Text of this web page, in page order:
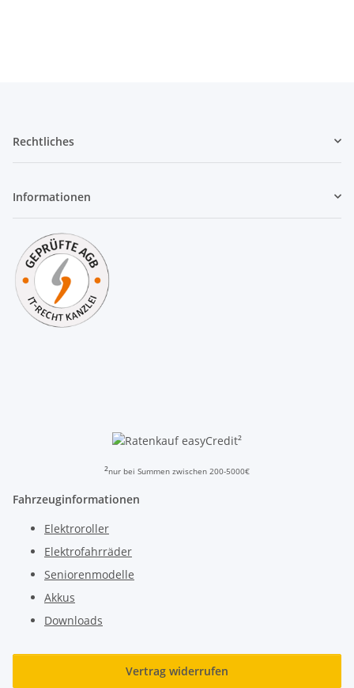
Rechtliches
Informationen
²
²nur bei Summen zwischen 200-5000€
Fahrzeuginformationen
Elektroroller
Elektrofahrräder
Seniorenmodelle
Akkus
Downloads
Vertrag widerrufen